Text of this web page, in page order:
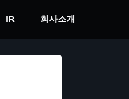
IR 회사소개